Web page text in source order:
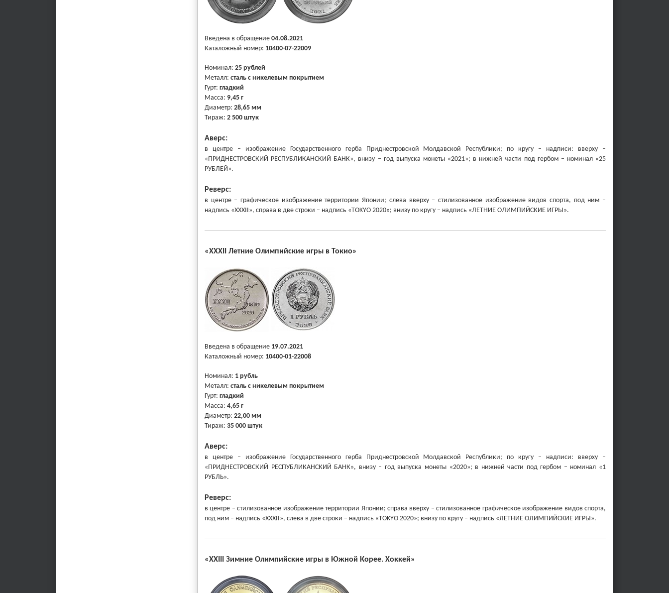
Введена в обращение 04.08.2021
Каталожный номер: 10400-07-22009
Номинал: 25 рублей
Металл: сталь с никелевым покрытием
Гурт: гладкий
Масса: 9,45 г
Диаметр: 28,65 мм
Тираж: 2 500 штук
Аверс:
в центре – изображение Государственного герба Приднестровской Молдавской Республики; по кругу – надписи: вверху ­­­­­–
«ПРИДНЕСТРОВСКИЙ РЕСПУБЛИКАНСКИЙ БАНК», внизу – год выпуска монеты «2021»; в нижней части под гербом – номинал «25
РУБЛЕЙ».
Реверс:
в центре – графическое изображение территории Японии; слева вверху – стилизованное изображение видов спорта, под ним –
надпись «XXXII», справа в две строки – надпись «TOKYO 2020»; внизу по кругу – надпись «ЛЕТНИЕ ОЛИМПИЙСКИЕ ИГРЫ».
«XXXII Летние Олимпийские игры в Токио»
Введена в обращение 19.07.2021
Каталожный номер: 10400-01-22008
Номинал: 1 рубль
Металл: сталь с никелевым покрытием
Гурт: гладкий
Масса: 4,65 г
Диаметр: 22,00 мм
Тираж: 35 000 штук
Аверс:
в центре – изображение Государственного герба Приднестровской Молдавской Республики; по кругу – надписи: вверху –
«ПРИДНЕСТРОВСКИЙ РЕСПУБЛИКАНСКИЙ БАНК», внизу – год выпуска монеты «2020»; в нижней части под гербом – номинал «1
РУБЛЬ».
Реверс:
в центре – стилизованное изображение территории Японии; справа вверху – стилизованное графическое изображение видов спорта,
под ним – надпись «XXXII», слева в две строки – надпись «TOKYO 2020»; внизу по кругу – надпись «ЛЕТНИЕ ОЛИМПИЙСКИЕ ИГРЫ».
«XXIII Зимние Олимпийские игры в Южной Корее. Хоккей»